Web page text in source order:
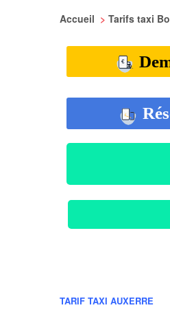
Accueil > Tarifs taxi
TARIF TAXI AUXERRE